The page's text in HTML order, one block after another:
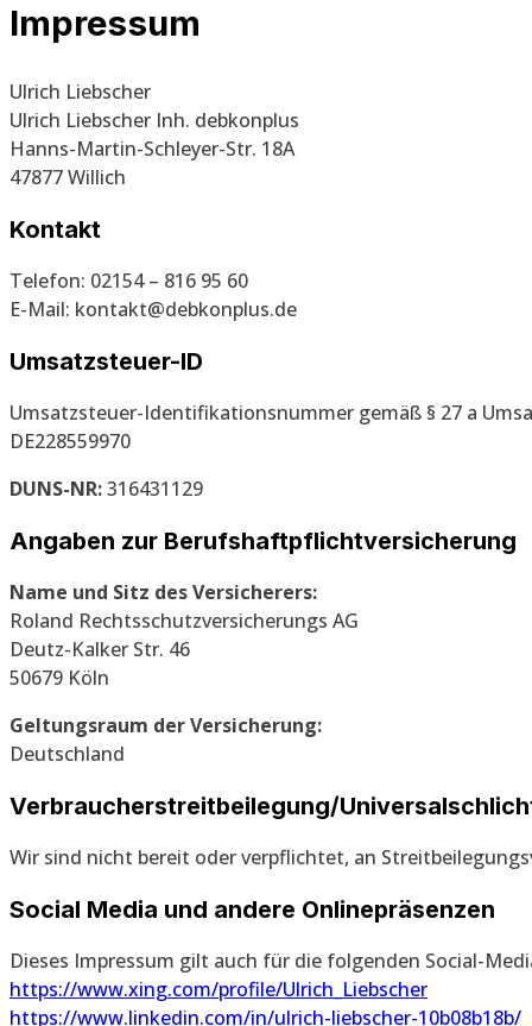
Impressum
Ulrich Liebscher
Ulrich Liebscher Inh. debkonplus
Hanns-Martin-Schleyer-Str. 18A
47877 Willich
Kontakt
Telefon: 02154 – 816 95 60
E-Mail: kontakt@debkonplus.de
Umsatzsteuer-ID
Umsatzsteuer-Identifikationsnummer gemäß § 27 a
DE228559970
DUNS-NR:316431129
Angaben zur Berufs­haftpflicht­versicherung
Name und Sitz des Versicherers:
Roland Rechtsschutzversicherungs AG
Deutz-Kalker Str. 46
50679 Köln
Geltungsraum der Versicherung:
Deutschland
Verbraucher­streit­beilegung/
Wir sind nicht bereit oder verpflichtet, an
Social Media und andere Onlinepräsenzen
Dieses Impressum gilt auch für die folgenden Social-
https://www.xing.com/profile/Ulrich_Liebscher
https://www.linkedin.com/in/ulrich-liebscher-10b08b18b/